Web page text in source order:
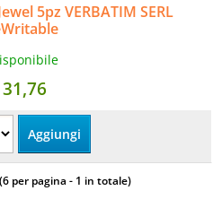
MEDIC
5pz VERBATIM SERL
31,76
per pagina - 1 in totale)